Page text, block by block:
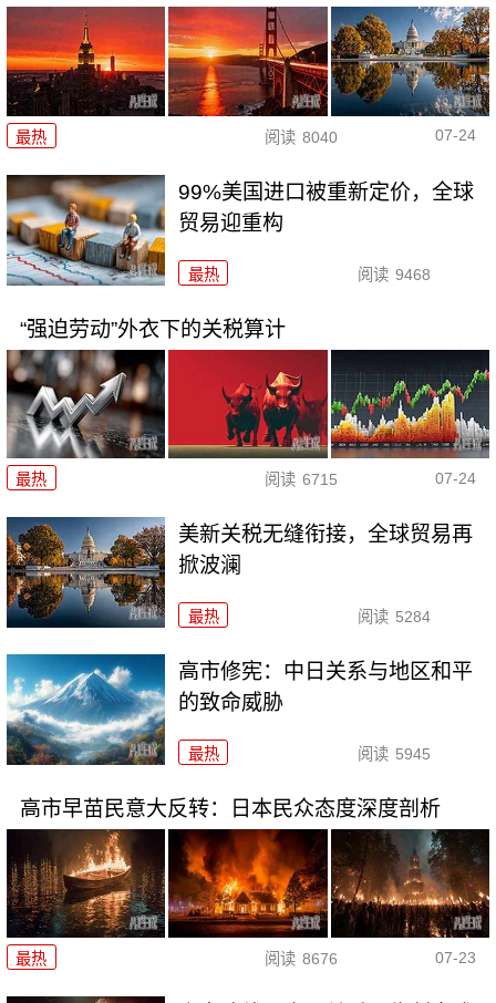
最热 阅读 8040 07-24
99%美国进口被重新定价，全球
贸易迎重构
最热 阅读 9468
“强迫劳动”外衣下的关税算计
最热 阅读 6715 07-24
美新关税无缝衔接，全球贸易再
掀波澜
最热 阅读 5284
高市修宪：中日关系与地区和平
的致命威胁
最热 阅读 5945
高市早苗民意大反转：日本民众态度深度剖析
最热 阅读 8676 07-23